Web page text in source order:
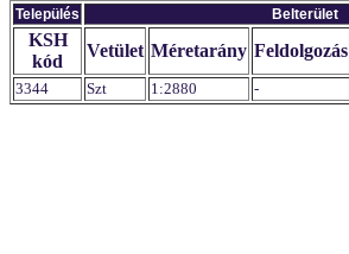
Település Belterület
KSH
kód
Vetület Méretarány Feldolgozás
3344 Szt 1:2880 -